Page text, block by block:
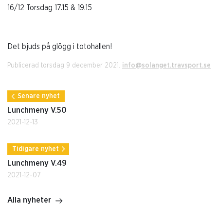
16/12 Torsdag 17.15 & 19.15
Det bjuds på glögg i totohallen!
Publicerad torsdag 9 december 2021. info@solanget.travsport.se
Senare nyhet
Lunchmeny V.50
2021-12-13
Tidigare nyhet
Lunchmeny V.49
2021-12-07
Alla nyheter